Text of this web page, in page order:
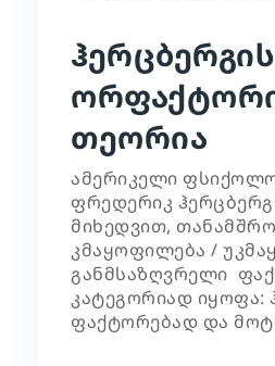
ჰერცბერგის
თეორია
ამერიკელი
ფრედერიკ
მიხედვით,
კმაყოფილება /
განმსაზღვრელი
კატეგორიად იყოფა:
ფაქტორებად და